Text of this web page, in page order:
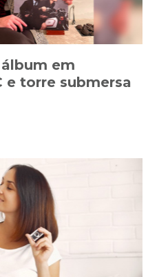
em
e torre submersa